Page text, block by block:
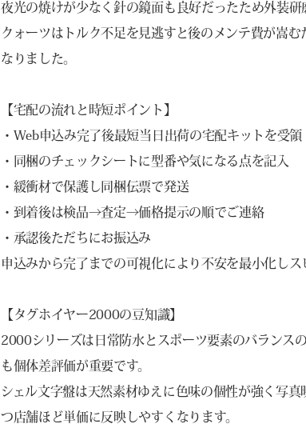
夜光の焼けが少なく針の鏡面も良好だったため外装
クォーツはトルク不足を見逃すと後のメンテ費が嵩
なりました。
【宅配の流れと時短ポイント】
・Web申込み完了後最短当日出荷の宅配キットを受領
・同梱のチェックシートに型番や気になる点を記入
・緩衝材で保護し同梱伝票で発送
・到着後は検品→査定→価格提示の順でご連絡
・承認後ただちにお振込み
申込みから完了までの可視化により不安を最小化しス
【タグホイヤー2000の豆知識】
2000シリーズは日常防水とスポーツ要素のバランス
も個体差評価が重要です。
シェル文字盤は天然素材ゆえに色味の個性が強く写
つ店舗ほど単価に反映しやすくなります。